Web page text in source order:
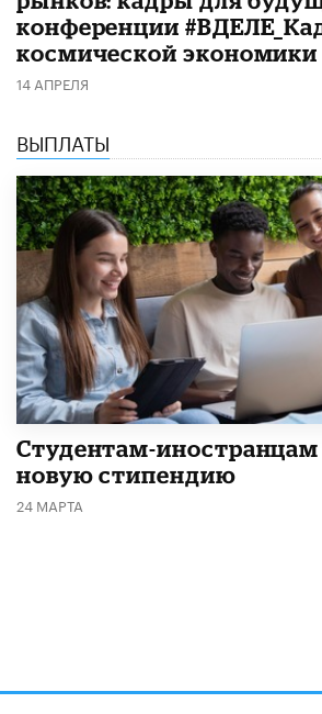
конференции
космической экономики
14 АПРЕЛЯ
ВЫПЛАТЫ
Студентам-
новую стипендию
24 МАРТА